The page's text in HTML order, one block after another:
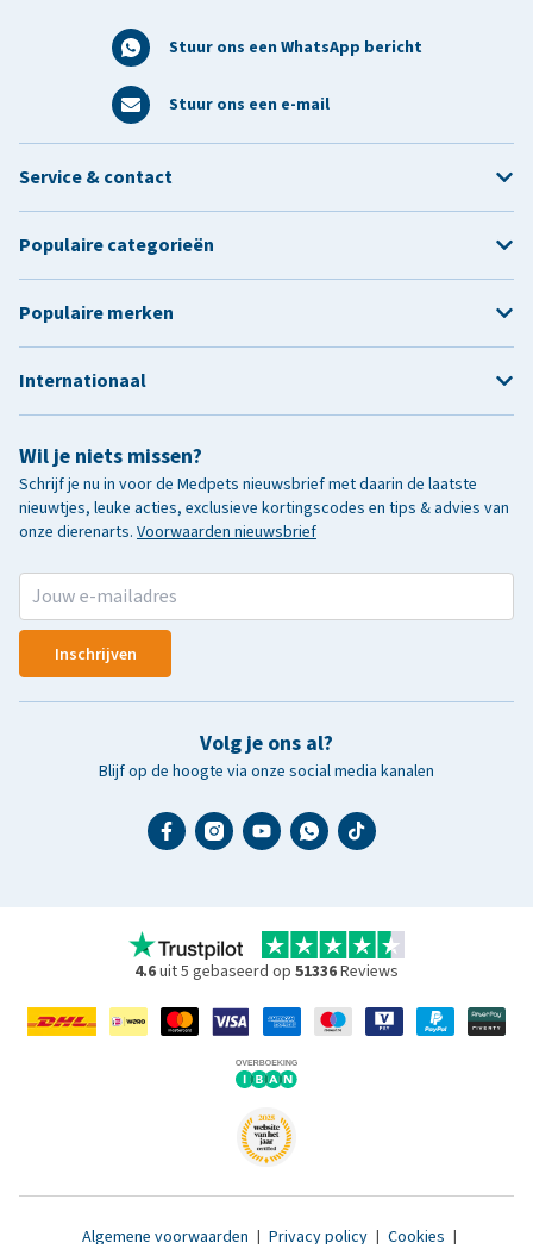
Stuur ons een WhatsApp bericht
Stuur ons een e-mail
Wil je niets missen?
Schrijf je nu in voor de Medpets nieuwsbrief met daarin de laatste
nieuwtjes, leuke acties, exclusieve kortingscodes en tips & advies van
onze dierenarts. Voorwaarden nieuwsbrief
Inschrijven
Volg je ons al?
Blijf op de hoogte via onze social media kanalen
Service & contact
Populaire categorieën
Populaire merken
Internationaal
4.6uit 5 gebaseerd op 51336Reviews
Algemene voorwaarden | Privacy policy | Cookies |